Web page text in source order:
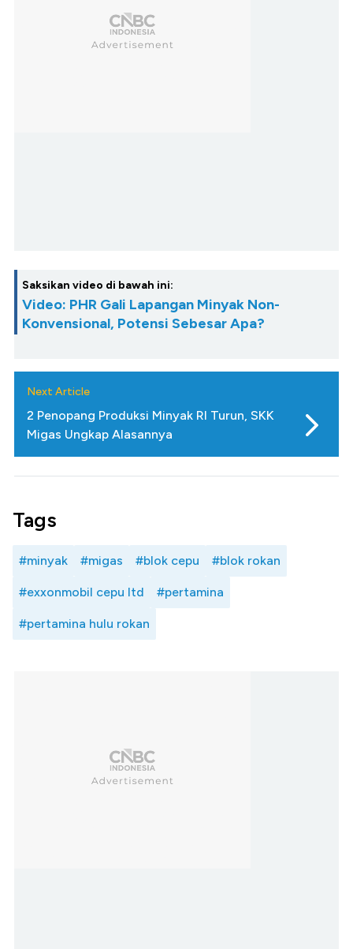
Saksikan video di bawah ini:
Video: PHR Gali Lapangan Minyak Non-
Konvensional, Potensi Sebesar Apa?
Next Article
2 Penopang Produksi Minyak RI Turun, SKK
Migas Ungkap Alasannya
Tags
#minyak #migas #blok cepu #blok rokan
#exxonmobil cepu ltd #pertamina
#pertamina hulu rokan